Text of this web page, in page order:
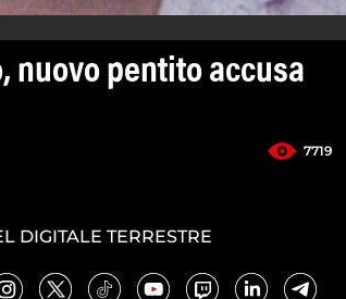
nuovo pentito accusa
7719
DIGITALE TERRESTRE